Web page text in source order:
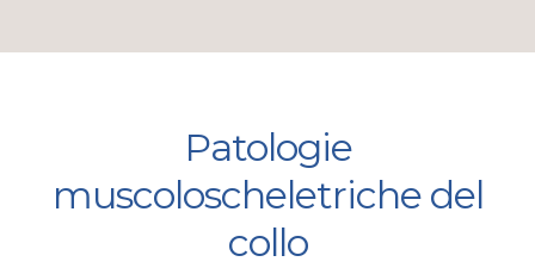
Patologie
muscoloscheletriche del
collo